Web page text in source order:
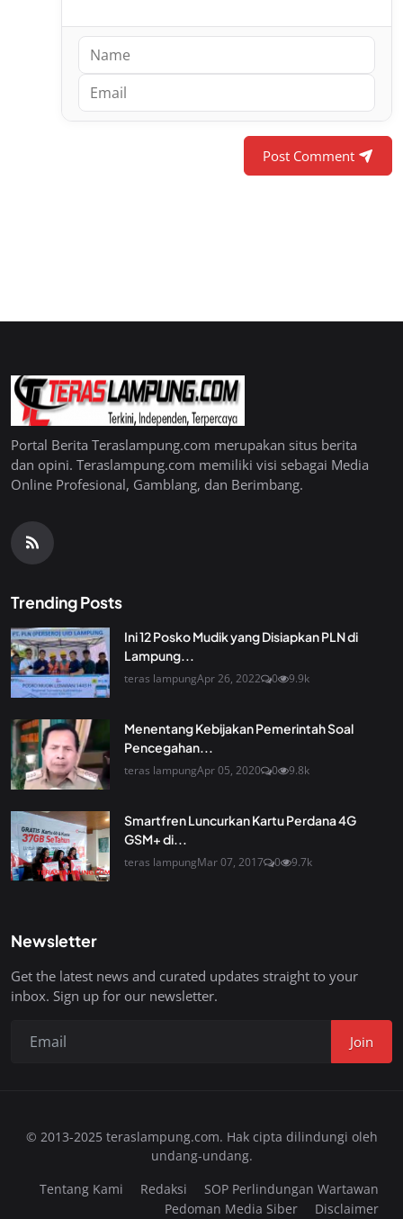
Post Comment
Portal Berita Teraslampung.com merupakan situs berita
dan opini. Teraslampung.com memiliki visi sebagai Media
Online Profesional, Gamblang, dan Berimbang.
Trending Posts
Ini 12 Posko Mudik yang Disiapkan PLN di
Lampung...
teras lampungApr 26, 2022 0 9.9k
Menentang Kebijakan Pemerintah Soal
Pencegahan...
teras lampungApr 05, 2020 0 9.8k
Smartfren Luncurkan Kartu Perdana 4G
GSM+ di...
teras lampungMar 07, 2017 0 9.7k
Newsletter
Get the latest news and curated updates straight to your
inbox. Sign up for our newsletter.
Join
© 2013-2025 teraslampung.com. Hak cipta dilindungi oleh
undang-undang.
Tentang Kami
Redaksi
SOP Perlindungan Wartawan
Pedoman Media Siber
Disclaimer